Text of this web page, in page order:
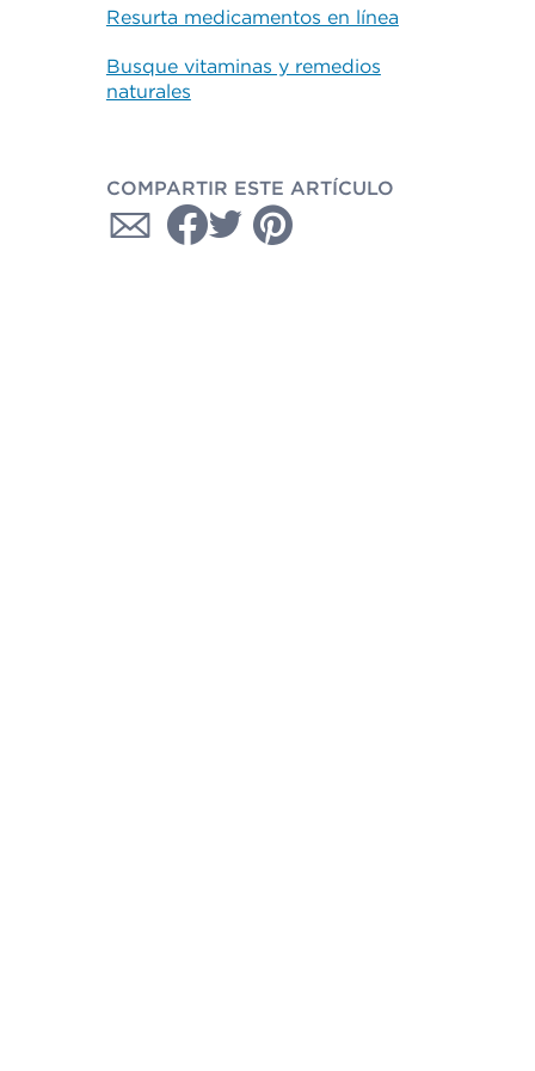
Resurta medicamentos en línea
Busque vitaminas y remedios
naturales
COMPARTIR ESTE ARTÍCULO